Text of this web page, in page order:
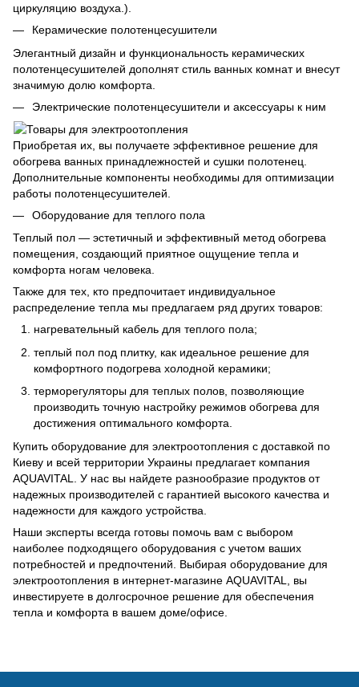
циркуляцию воздуха.).
Керамические полотенцесушители
Элегантный дизайн и функциональность керамических
полотенцесушителей дополнят стиль ванных комнат и внесут
значимую долю комфорта.
Электрические полотенцесушители и аксессуары к ним
Приобретая их, вы получаете эффективное решение для
обогрева ванных принадлежностей и сушки полотенец.
Дополнительные компоненты необходимы для оптимизации
работы полотенцесушителей.
Оборудование для теплого пола
Теплый пол — эстетичный и эффективный метод обогрева
помещения, создающий приятное ощущение тепла и
комфорта ногам человека.
Также для тех, кто предпочитает индивидуальное
распределение тепла мы предлагаем ряд других товаров:
нагревательный кабель для теплого пола;
теплый пол под плитку, как идеальное решение для
комфортного подогрева холодной керамики;
терморегуляторы для теплых полов, позволяющие
производить точную настройку режимов обогрева для
достижения оптимального комфорта.
Купить оборудование для электроотопления с доставкой по
Киеву и всей территории Украины предлагает компания
AQUAVITAL. У нас вы найдете разнообразие продуктов от
надежных производителей с гарантией высокого качества и
надежности для каждого устройства.
Наши эксперты всегда готовы помочь вам с выбором
наиболее подходящего оборудования с учетом ваших
потребностей и предпочтений. Выбирая оборудование для
электроотопления в интернет-магазине AQUAVITAL, вы
инвестируете в долгосрочное решение для обеспечения
тепла и комфорта в вашем доме/офисе.